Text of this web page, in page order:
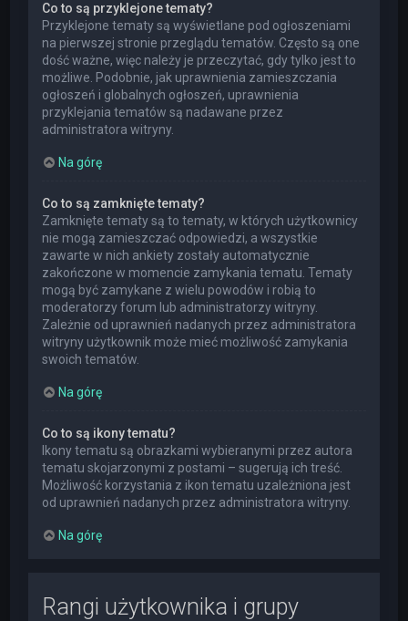
Co to są przyklejone tematy?
Przyklejone tematy są wyświetlane pod ogłoszeniami
na pierwszej stronie przeglądu tematów. Często są one
dość ważne, więc należy je przeczytać, gdy tylko jest to
możliwe. Podobnie, jak uprawnienia zamieszczania
ogłoszeń i globalnych ogłoszeń, uprawnienia
przyklejania tematów są nadawane przez
administratora witryny.
Na górę
Co to są zamknięte tematy?
Zamknięte tematy są to tematy, w których użytkownicy
nie mogą zamieszczać odpowiedzi, a wszystkie
zawarte w nich ankiety zostały automatycznie
zakończone w momencie zamykania tematu. Tematy
mogą być zamykane z wielu powodów i robią to
moderatorzy forum lub administratorzy witryny.
Zależnie od uprawnień nadanych przez administratora
witryny użytkownik może mieć możliwość zamykania
swoich tematów.
Na górę
Co to są ikony tematu?
Ikony tematu są obrazkami wybieranymi przez autora
tematu skojarzonymi z postami – sugerują ich treść.
Możliwość korzystania z ikon tematu uzależniona jest
od uprawnień nadanych przez administratora witryny.
Na górę
Rangi użytkownika i grupy